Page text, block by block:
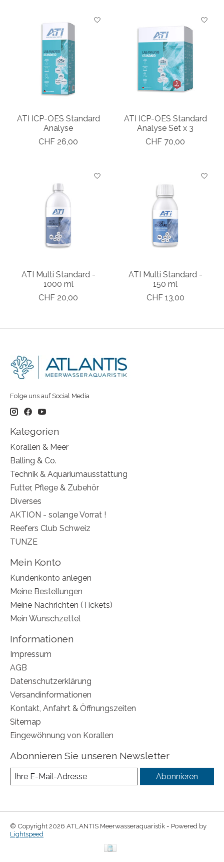
ATI ICP-OES Standard
Analyse
CHF 26,00
ATI ICP-OES Standard
Analyse Set x 3
CHF 70,00
ATI Multi Standard -
1000 ml
CHF 20,00
ATI Multi Standard -
150 ml
CHF 13,00
Folge uns auf Social Media
Kategorien
Korallen & Meer
Balling & Co.
Technik & Aquariumausstattung
Futter, Pflege & Zubehör
Diverses
AKTION - solange Vorrat !
Reefers Club Schweiz
TUNZE
Mein Konto
Kundenkonto anlegen
Meine Bestellungen
Meine Nachrichten (Tickets)
Mein Wunschzettel
Informationen
Impressum
AGB
Datenschutzerklärung
Versandinformationen
Kontakt, Anfahrt & Öffnungszeiten
Sitemap
Eingewöhnung von Korallen
Abonnieren Sie unseren Newsletter
Abonnieren
© Copyright 2026 ATLANTIS Meerwasseraquaristik - Powered by
Lightspeed